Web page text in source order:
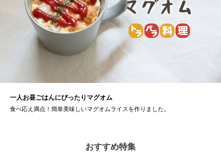
一人お昼ごはんにぴったりマグオム
食べ応え満点！簡単美味しいマグオムライスを作りました。
おすすめ特集